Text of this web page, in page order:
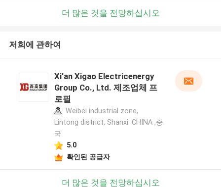
더 많은 것을 전망하십시오
저희에 관하여
Xi'an Xigao Electricenergy
Group Co., Ltd. 제조업체 프
로필
Weibei industrial zone,
Lintong district, Shanxi. CHINA ,중
국
5.0
확인된 공급자
더 많은 것을 전망하십시오